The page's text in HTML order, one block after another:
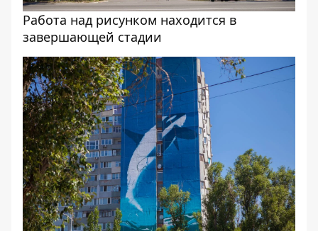
Работа над рисунком находится в
завершающей стадии